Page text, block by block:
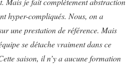
hyper-compliqués. Nous, on a
une prestation de référence. Mais
se détache vraiment dans ce
saison, il n’y a aucune formation